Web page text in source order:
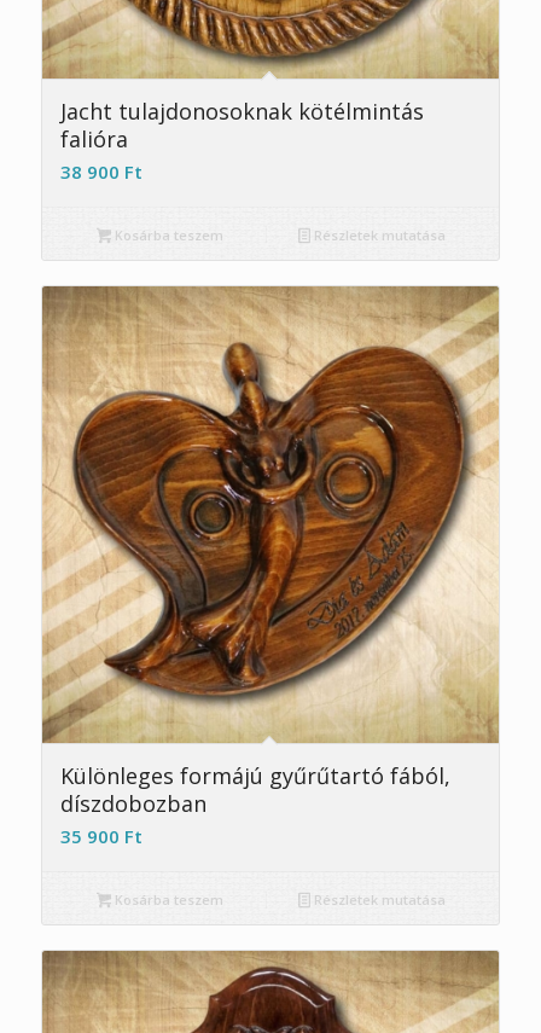
Jacht tulajdonosoknak kötélmintás
falióra
38 900 Ft
Kosárba teszem Részletek mutatása
5.00
Különleges formájú gyűrűtartó fából,
díszdobozban
35 900 Ft
Kosárba teszem Részletek mutatása